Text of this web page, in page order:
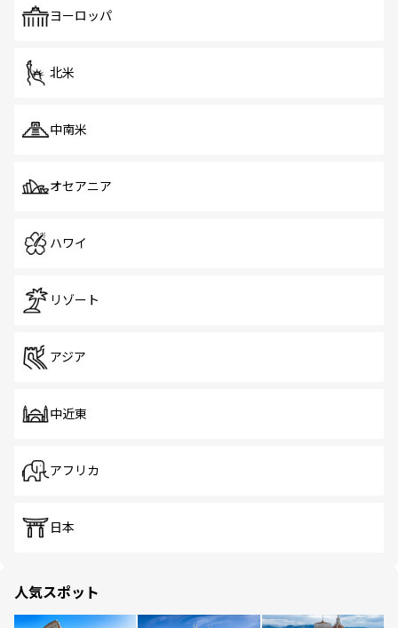
で、ホーカーズは地元の風情を楽しめる外せないスポット
ヨーロッパ
北米
中南米
オセアニア
ハワイ
リゾート
アジア
中近東
アフリカ
日本
人気スポット